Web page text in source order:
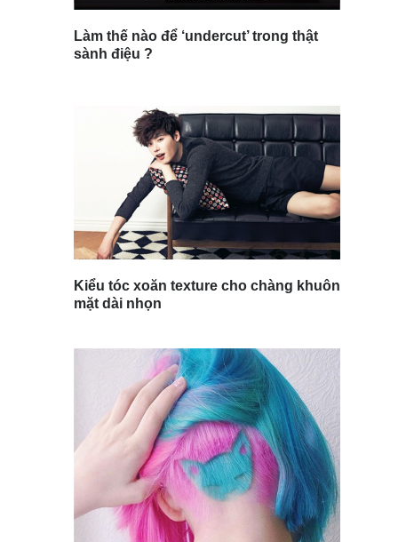
Làm thế nào để ‘undercut’ trong thật
sành điệu ?
Kiểu tóc xoăn texture cho chàng khuôn
mặt dài nhọn